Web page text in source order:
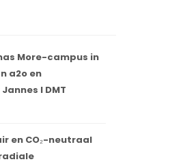
More-campus in
a2o en
I DMT
en CO₂-neutraal